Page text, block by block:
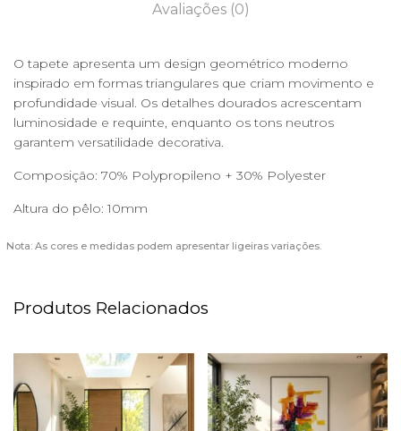
Avaliações (0)
O tapete apresenta um design geométrico moderno
inspirado em formas triangulares que criam movimento e
profundidade visual. Os detalhes dourados acrescentam
luminosidade e requinte, enquanto os tons neutros
garantem versatilidade decorativa.
Composição: 70% Polypropileno + 30% Polyester
Altura do pêlo: 10mm
Nota: As cores e medidas podem apresentar ligeiras variações.
Produtos Relacionados